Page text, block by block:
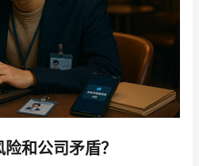
社群交流
认证代理商
设计服务商
和公司矛盾？